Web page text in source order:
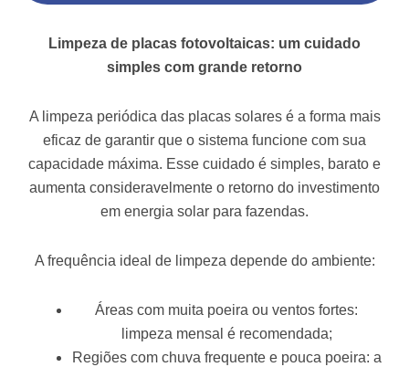
Limpeza de placas fotovoltaicas: um cuidado
simples com grande retorno
A limpeza periódica das placas solares é a forma mais
eficaz de garantir que o sistema funcione com sua
capacidade máxima. Esse cuidado é simples, barato e
aumenta consideravelmente o retorno do investimento
em energia solar para fazendas.
A frequência ideal de limpeza depende do ambiente:
Áreas com muita poeira ou ventos fortes:
limpeza mensal é recomendada;
Regiões com chuva frequente e pouca poeira: a